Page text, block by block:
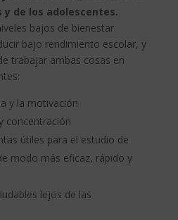
y de los adolescentes.
bajos de bienestar
bajo rendimiento escolar, y
trabajar ambas cosas en
y la motivación
concentración
útiles para el estudio de
modo más eficaz, rápido y
lejos de las